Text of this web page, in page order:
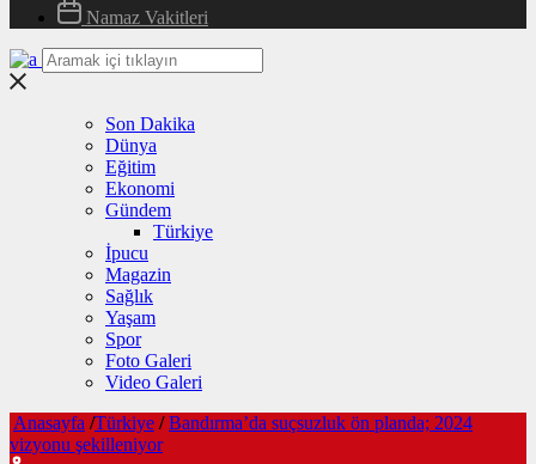
Namaz Vakitleri
Son Dakika
Dünya
Eğitim
Ekonomi
Gündem
Türkiye
İpucu
Magazin
Sağlık
Yaşam
Spor
Foto Galeri
Video Galeri
Anasayfa /Türkiye / Bandırma’da suçsuzluk ön planda; 2024
vizyonu şekilleniyor